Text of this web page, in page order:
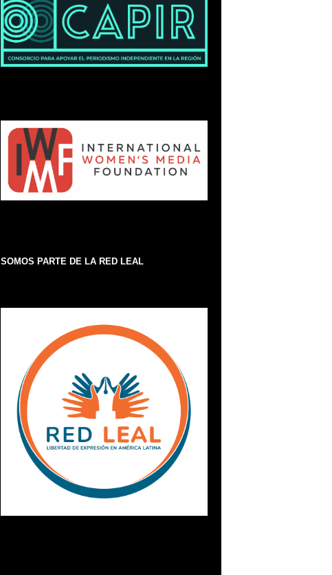
SOMOS PARTE DE LA RED LEAL